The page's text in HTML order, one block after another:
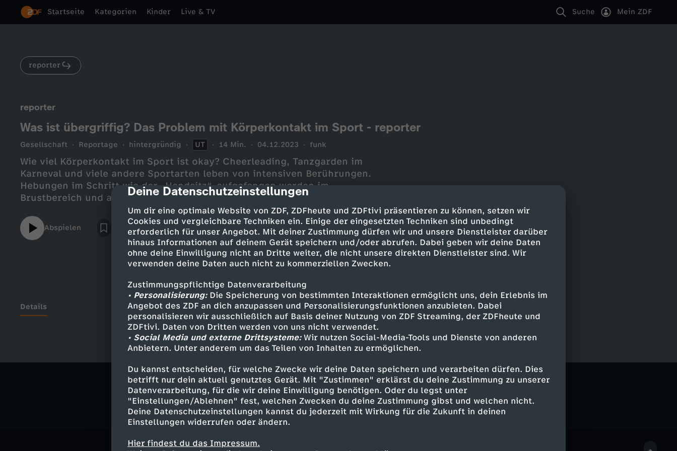
cmp-dialog-description
Deine Datenschutzeinstellungen
Um dir eine optimale Website von ZDF, ZDFheute und ZDFtivi präsentieren zu können, setzen wir
Cookies und vergleichbare Techniken ein. Einige der eingesetzten Techniken sind unbedingt
erforderlich für unser Angebot. Mit deiner Zustimmung dürfen wir und unsere Dienstleister darüber
hinaus Informationen auf deinem Gerät speichern und/oder abrufen. Dabei geben wir deine Daten
ohne deine Einwilligung nicht an Dritte weiter, die nicht unsere direkten Dienstleister sind. Wir
verwenden deine Daten auch nicht zu kommerziellen Zwecken.
Zustimmungspflichtige Datenverarbeitung
• Personalisierung:Die Speicherung von bestimmten Interaktionen ermöglicht uns, dein Erlebnis im
Angebot des ZDF an dich anzupassen und Personalisierungsfunktionen anzubieten. Dabei
personalisieren wir ausschließlich auf Basis deiner Nutzung von ZDF Streaming, der ZDFheute und
ZDFtivi. Daten von Dritten werden von uns nicht verwendet.
• Social Media und externe Drittsysteme:Wir nutzen Social-Media-Tools und Dienste von anderen
Anbietern. Unter anderem um das Teilen von Inhalten zu ermöglichen.
Du kannst entscheiden, für welche Zwecke wir deine Daten speichern und verarbeiten dürfen. Dies
betrifft nur dein aktuell genutztes Gerät. Mit "Zustimmen" erklärst du deine Zustimmung zu unserer
Datenverarbeitung, für die wir deine Einwilligung benötigen. Oder du legst unter
"Einstellungen/Ablehnen" fest, welchen Zwecken du deine Zustimmung gibst und welchen nicht.
Deine Datenschutzeinstellungen kannst du jederzeit mit Wirkung für die Zukunft in deinen
Einstellungen widerrufen oder ändern.
Hier findest du das Impressum.
Startseite Kategorien Kinder Live & TV Suche Mein ZDF
reporter
reporter
Was ist übergriffig? Das Problem mit Körperkontakt im Sport - reporter
Gesellschaft Reportage hintergründig UT 14 Min. 04.12.2023 funk
Wie viel Körperkontakt im Sport ist okay? Cheerleading, Tanzgarden im
Karneval und viele andere Sportarten leben von intensiven Berührungen.
Hebungen im Schritt wie der „Handsitz“, aufgefangen werden im
Brustbereich und anfassen, gehören für viele einfach dazu. Aber was, wenn
dort mal eine Grenze überschritten wird? Und wie kann ein kontaktreicher
Sport so aussehen, dass sich alle Beteiligten wohlfühlen? Chantal vom
Cheerleading-Team Dolphins und Tobi von der Tanzgarde Zunft Müüs aus
Köln nehmen uns in ihre Trainings mit.
Abspielen
Details
Ähnliche Inhalte entdecken
Gesellschaft Reportage hintergründig Untertitel reporter